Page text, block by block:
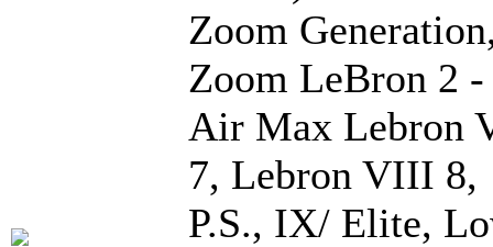
Zoom
Zoom LeBron 2 -
Air Max Lebron
7, Lebron VIII 8,
P.S., IX/ Elite,